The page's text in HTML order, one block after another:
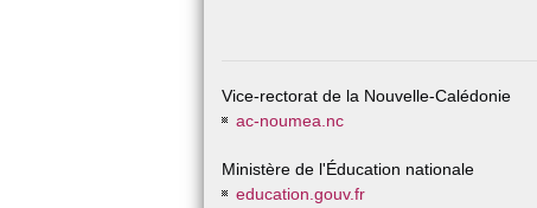
Vice-rectorat de la Nouvelle-Calédonie
ac-noumea.nc
Ministère de l'Éducation nationale
education.gouv.fr